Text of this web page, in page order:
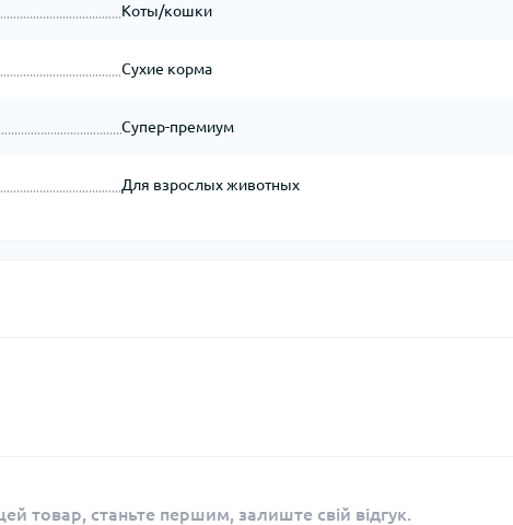
Коты/кошки
Сухие корма
Супер-премиум
Для взрослых животных
товар, станьте першим, залиште свій відгук.